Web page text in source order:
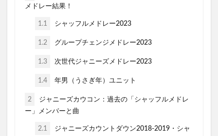
メドレー結果！
1.1 シャッフルメドレー2023
1.2 グループチェンジメドレー2023
1.3 次世代ジャニーズメドレー2023
1.4 年男（うさぎ年）ユニット
2
ジャニーズカウコン：過去の「シャッフルメドレ
ー」メンバーと曲
2.1
ジャニーズカウントダウン2018-2019・シャ